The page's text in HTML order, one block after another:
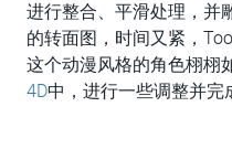
进行整合、平滑处理，并
的转面图，时间又紧，
这个动漫风格的角色栩栩
4D中，进行一些调整并完